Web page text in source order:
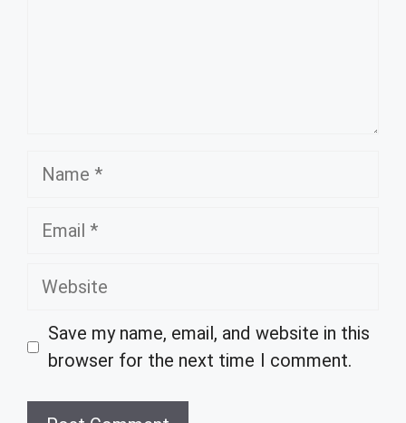
Name
Email
Website
Save my name, email, and website in this
browser for the next time I comment.